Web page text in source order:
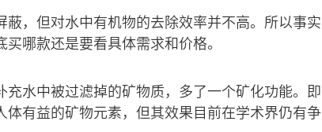
，但对水中有机物的去除效率并不高。所以事实
哪款还是要看具体需求和价格。
水中被过滤掉的矿物质，多了一个矿化功能。即
有益的矿物元素，但其效果目前在学术界仍有争